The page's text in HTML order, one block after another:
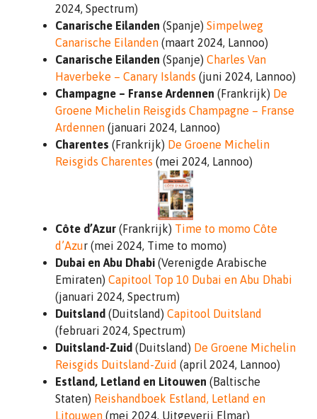
2024, Spectrum)
Canarische Eilanden (Spanje) Simpelweg
Canarische Eilanden (maart 2024, Lannoo)
Canarische Eilanden (Spanje) Charles Van
Haverbeke – Canary Islands (juni 2024, Lannoo)
Champagne – Franse Ardennen (Frankrijk) De
Groene Michelin Reisgids Champagne – Franse
Ardennen (januari 2024, Lannoo)
Charentes (Frankrijk) De Groene Michelin
Reisgids Charentes (mei 2024, Lannoo)
Côte d’Azur (Frankrijk) Time to momo Côte
d’Azur (mei 2024, Time to momo)
Dubai en Abu Dhabi (Verenigde Arabische
Emiraten) Capitool Top 10 Dubai en Abu Dhabi
(januari 2024, Spectrum)
Duitsland (Duitsland) Capitool Duitsland
(februari 2024, Spectrum)
Duitsland-Zuid (Duitsland) De Groene Michelin
Reisgids Duitsland-Zuid (april 2024, Lannoo)
Estland, Letland en Litouwen (Baltische
Staten) Reishandboek Estland, Letland en
Litouwen (mei 2024, Uitgeverij Elmar)